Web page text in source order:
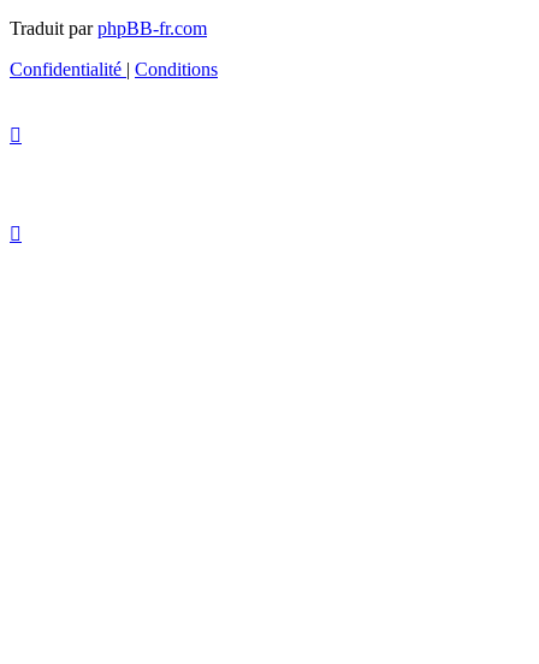
Traduit parphpBB-fr.com
Confidentialité | Conditions